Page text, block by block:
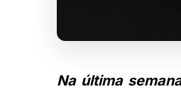
Na última